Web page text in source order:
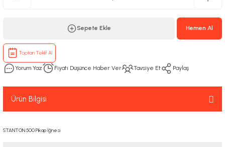
Sepete Ekle Hemen Al
Toptan Teklif Al
Yorum Yaz Fiyatı Düşünce Haber Ver Tavsiye Et Paylaş
Ürün Bilgisi
STANTON 500 Pikap İğnesi